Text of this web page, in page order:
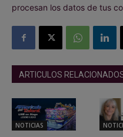
procesan los datos de tus
ARTICULOS
NOTICIAS